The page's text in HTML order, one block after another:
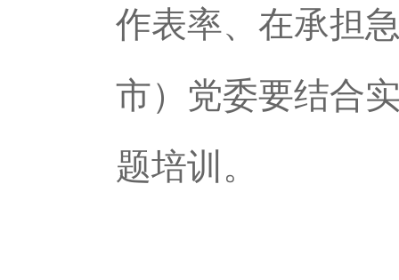
作表率、在承担
市）党委要结合
题培训。